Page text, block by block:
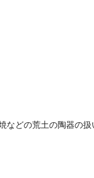
などの荒土の陶器の扱